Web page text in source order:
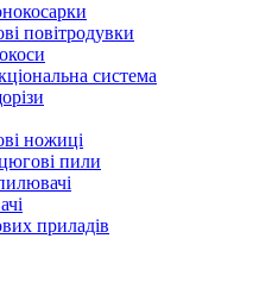
повітродувки
система
ножиці
пили
приладів